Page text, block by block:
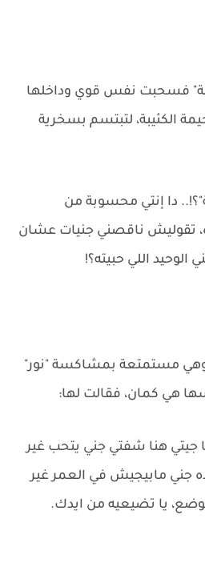
فسحبت نفس قوي وداخلها
الكئيبة، لتبتسم بسخرية
دا إنتي محسوبة من
تقوليش ناقصني جنيات عشان
اللي حبيته؟!
مستمتعة بمشاكسة "نور"
هي كمان، فقالت لها:
هنا شفتي جني يتحب غير
جني مابيجيش في العمر غير
يا تضيعيه من ايدك.